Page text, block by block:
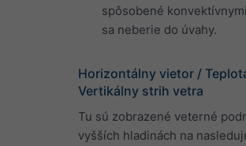
spôsobené
sa neberie do úvahy.
Horizontálny vietor /
Vertikálny strih vetra
Tu sú zobrazené veterné
vyšších hladinách na